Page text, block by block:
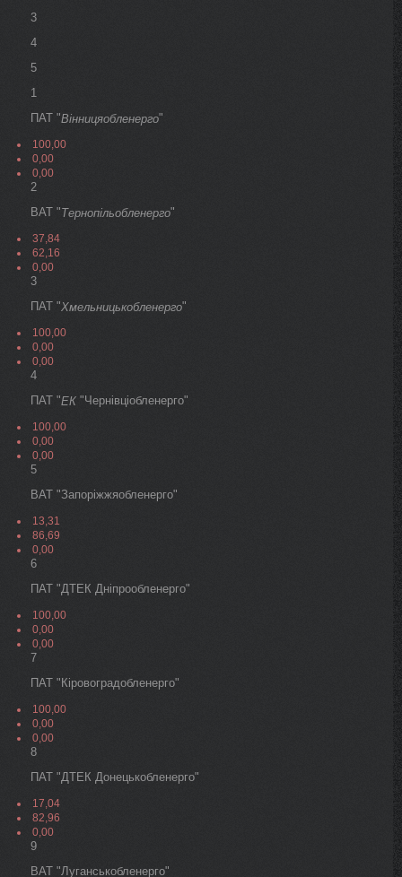
3
4
5
1
ПАТ "Вінницяобленерго"
100,00
0,00
0,00
2
ВАТ "Тернопільобленерго"
37,84
62,16
0,00
3
ПАТ "Хмельницькобленерго"
100,00
0,00
0,00
4
ПАТ "ЕК "Чернівціобленерго"
100,00
0,00
0,00
5
ВАТ "Запоріжжяобленерго"
13,31
86,69
0,00
6
ПАТ "ДТЕК Дніпрообленерго"
100,00
0,00
0,00
7
ПАТ "Кіровоградобленерго"
100,00
0,00
0,00
8
ПАТ "ДТЕК Донецькобленерго"
17,04
82,96
0,00
9
ВАТ "Луганськобленерго"